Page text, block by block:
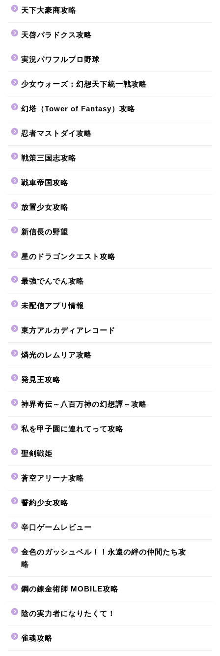
天下大豪商攻略
天啓パラドクス攻略
実況パワフルプロ野球
少女ウォーズ：幻想天下統一戦攻略
幻塔（Tower of Fantasy）攻略
忍者マストダイ攻略
戦策三国志攻略
戦車帝国攻略
放置少女攻略
新信長の野望
星のドラゴンクエスト攻略
最強でんでん攻略
未配信アプリ情報
東方アルカディアレコード
燐光のレムリア攻略
発見王攻略
神界奇伝～八百万神の幻想譚～攻略
私を甲子園に連れてって攻略
聖剣戦姫
蒼空アリーナ攻略
誓約少女攻略
辛口ゲームレビュー
金色のガッシュベル！！永遠の絆の仲間たち攻
略
鋼の錬金術師 MOBILE攻略
陰の実力者になりたくて！
雀魂攻略